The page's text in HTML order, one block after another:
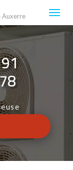
Auxerre